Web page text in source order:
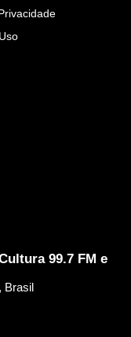
99.7 FM e
Brasil